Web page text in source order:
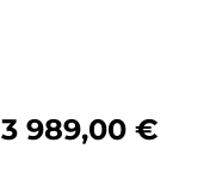
3 989,00 €